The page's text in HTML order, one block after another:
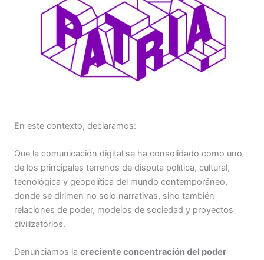
En este contexto, declaramos:
Que la comunicación digital se ha consolidado como uno
de los principales terrenos de disputa política, cultural,
tecnológica y geopolítica del mundo contemporáneo,
donde se dirimen no solo narrativas, sino también
relaciones de poder, modelos de sociedad y proyectos
civilizatorios.
Denunciamos la creciente concentración del poder